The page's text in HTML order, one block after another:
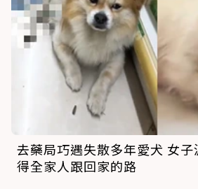
去藥局巧遇失散多年愛犬 女
得全家人跟回家的路